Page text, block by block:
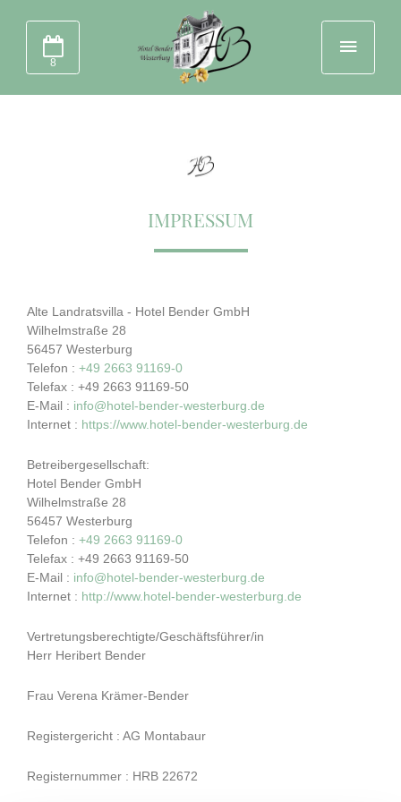
8
IMPRESSUM
Alte Landratsvilla - Hotel Bender GmbH
Wilhelmstraße 28
56457 Westerburg
Telefon : +49 2663 91169-0
Telefax : +49 2663 91169-50
E-Mail : info@hotel-bender-westerburg.de
Internet : https://www.hotel-bender-westerburg.de
Betreibergesellschaft:
Hotel Bender GmbH
Wilhelmstraße 28
56457 Westerburg
Telefon : +49 2663 91169-0
Telefax : +49 2663 91169-50
E-Mail : info@hotel-bender-westerburg.de
Internet : http://www.hotel-bender-westerburg.de
Vertretungsberechtigte/Geschäftsführer/in
Herr Heribert Bender
Frau Verena Krämer-Bender
Registergericht : AG Montabaur
Registernummer : HRB 22672